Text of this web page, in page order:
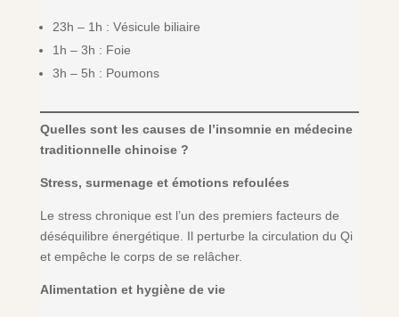
23h – 1h : Vésicule biliaire
1h – 3h : Foie
3h – 5h : Poumons
Quelles sont les causes de l’insomnie en médecine
traditionnelle chinoise ?
Stress, surmenage et émotions refoulées
Le stress chronique est l’un des premiers facteurs de
déséquilibre énergétique. Il perturbe la circulation du Qi
et empêche le corps de se relâcher.
Alimentation et hygiène de vie